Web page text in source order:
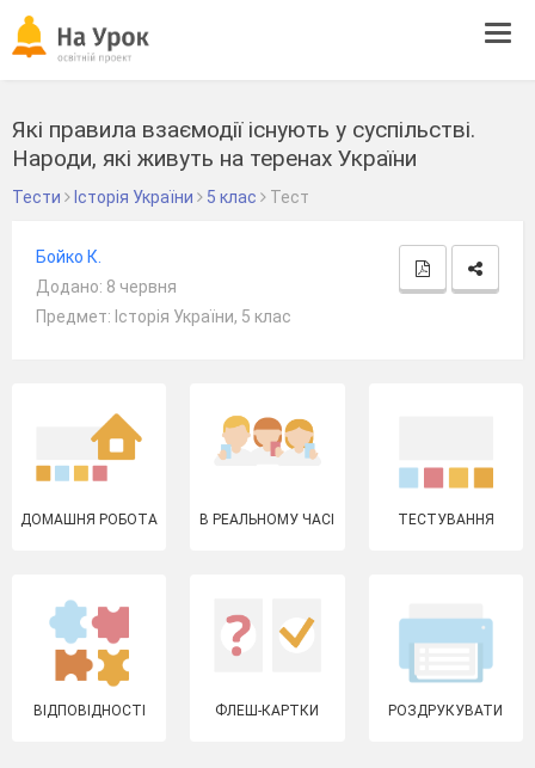
Які правила взаємодії існують у суспільстві.
Народи, які живуть на теренах України
Тести Історія України 5 клас Тест
Бойко К.
Додано: 8 червня
Предмет: Історія України, 5 клас
ДОМАШНЯ РОБОТА В РЕАЛЬНОМУ ЧАСІ ТЕСТУВАННЯ
ВІДПОВІДНОСТІ ФЛЕШ-КАРТКИ РОЗДРУКУВАТИ